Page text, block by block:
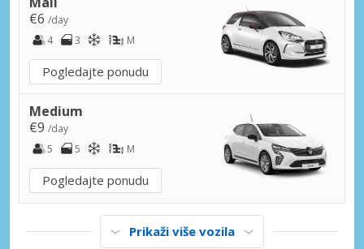
€6 /day
4
3 M
Pogledajte ponudu
Medium
€9 /day
5
5 M
Pogledajte ponudu
Prikaži više vozila